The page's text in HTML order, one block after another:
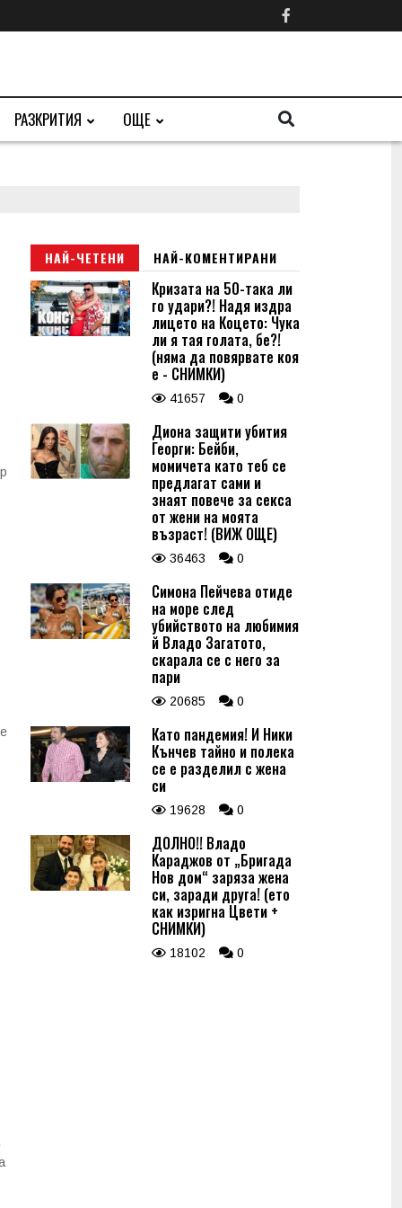
РАЗКРИТИЯ ОЩЕ
НАЙ-ЧЕТЕНИ НАЙ-КОМЕНТИРАНИ
Кризата на 50-така ли
го удари?! Надя издра
лицето на Коцето: Чука
ли я тая голата, бе?!
(няма да повярвате коя
е - СНИМКИ)
41657 0
Диона защити убития
Георги: Бейби,
момичета като теб се
предлагат сами и
знаят повече за секса
от жени на моята
възраст! (ВИЖ ОЩЕ)
36463 0
Симона Пейчева отиде
на море след
убийството на любимия
й Владо Загатото,
скарала се с него за
пари
20685 0
Като пандемия! И Ники
Кънчев тайно и полека
се е разделил с жена
си
19628 0
ДОЛНО!! Владо
Караджов от „Бригада
Нов дом“ заряза жена
си, заради друга! (ето
как изригна Цвети +
СНИМКИ)
18102 0